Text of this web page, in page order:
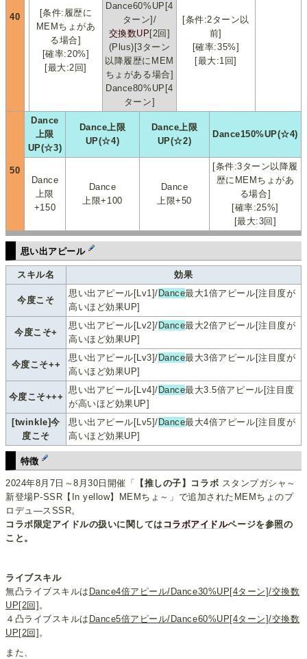
40
[条件:履歴に
MEMちょがあ
る場合]
[確率:20%]
[最大:2回]
Dance60%UP[4
ターン]/
交換数UP [2回]
(Plus)[3ターン
以降履歴にMEM
ちょがある場合]
Dance80%UP[4
ターン]
[条件:2ターン以
前]
[確率:35%]
[最大:1回]
50
Dance
上限
UP(☆3)
Dance上限
UP(☆4)
Dance上限
UP(☆2)
Dance150%UP(☆4)
Dance
上限
+150
Dance
上限+100
Dance
上限+50
[条件:3ターン以降履
歴にMEMちょがあ
る場合]
[確率:25%]
[最大:3回]
思い出アピール
スキル名 効果
今度こそ
思い出アピール[Lv1]/ Dance最大1倍アピール[注目度が
高いほど効果UP]
今度こそ+
思い出アピール[Lv2]/ Dance最大2倍アピール[注目度が
高いほど効果UP]
今度こそ++
思い出アピール[Lv3]/ Dance最大3倍アピール[注目度が
高いほど効果UP]
今度こそ+++
思い出アピール[Lv4]/ Dance最大3.5倍アピール[注目度
が高いほど効果UP]
[twinkle]今
度こそ
思い出アピール[Lv5]/ Dance最大4倍アピール[注目度が
高いほど効果UP]
特徴
2024年8月7日～8月30日開催「 【推しの子】コラボ スタンプガシャ～
新登場P-SSR【In yellow】MEMちょ～」で追加されたMEMちょのプ
ロデュ―スSSR。
コラボ限定アイドルの扱いに関しては コラボアイドルページを参照の
こと。
ライブスキル
無凸ライブスキルは Dance4倍アピール/Dance30%UP[4ターン]/交換数
UP[2回] 。
４凸ライブスキルは Dance5倍アピール/Dance60%UP[4ターン]/交換数
UP[2回] 。
また、